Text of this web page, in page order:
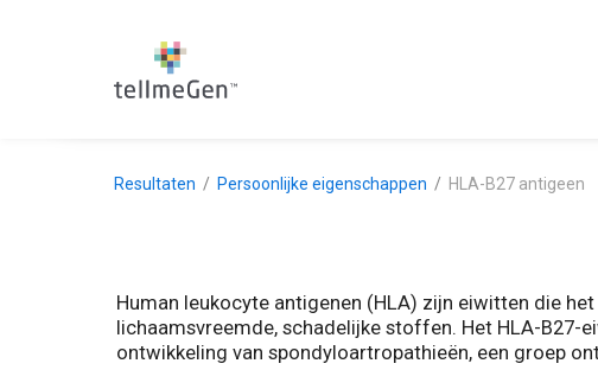
Resultaten Persoonlijke eigenschappen HLA-B27 antigeen
Human leukocyte antigenen (HLA) zijn eiwitten die
lichaamsvreemde, schadelijke stoffen. Het HLA-B27-
ontwikkeling van spondyloartropathieën, een groep